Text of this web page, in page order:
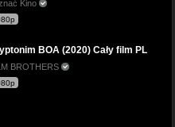
Kino
BOA (2020) Cały film PL
BROTHERS